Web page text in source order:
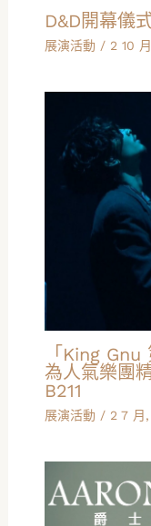
D&D開幕儀
展演活動 / 2 10
「King
為人氣樂團
B211
展演活動 / 2 7 月